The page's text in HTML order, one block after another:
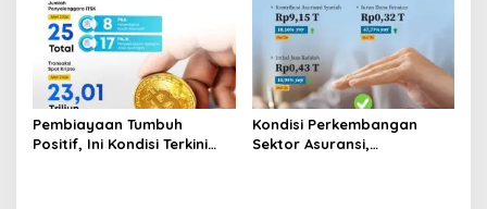
Pembiayaan Tumbuh
Positif, Ini Kondisi Terkini
Kondisi Perkembangan
Sektor Asuransi,